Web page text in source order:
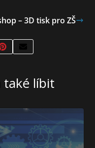
– 3D tisk pro ZŠ
také líbit